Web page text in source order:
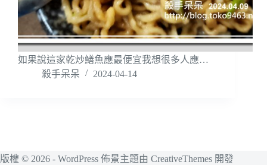
如果說這家乾炒鱔魚應最便宜我想很多人應…
殺手呆呆
2024-04-14
版權 © 2026 - WordPress 佈景主題由 CreativeThemes 開發